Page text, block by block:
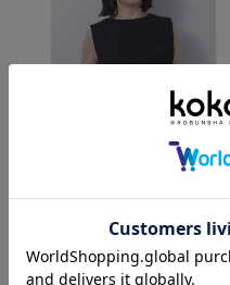
7,920円→5,544円